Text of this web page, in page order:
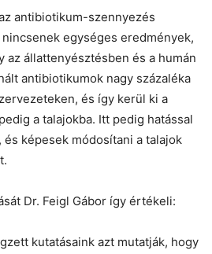
antibiotikum-szennyezés
egységes eredmények,
az állattenyésztésben és a humán
antibiotikumok nagy százaléka
és így kerül ki a
a talajokba. Itt pedig hatással
képesek módosítani a talajok
Dr. Feigl Gábor így értékeli:
kutatásaink azt mutatják, hogy